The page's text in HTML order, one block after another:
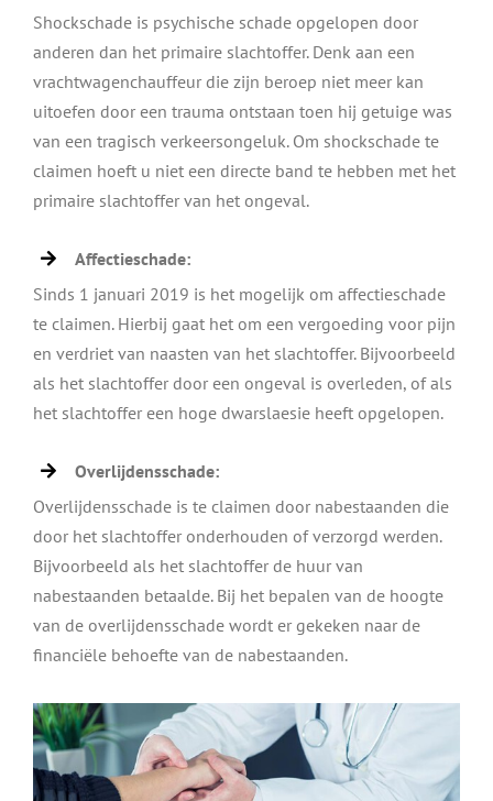
Shockschade is psychische schade opgelopen door
anderen dan het primaire slachtoffer. Denk aan een
vrachtwagenchauffeur die zijn beroep niet meer kan
uitoefen door een trauma ontstaan toen hij getuige was
van een tragisch verkeersongeluk. Om shockschade te
claimen hoeft u niet een directe band te hebben met het
primaire slachtoffer van het ongeval.
Affectieschade:
Sinds 1 januari 2019 is het mogelijk om affectieschade
te claimen. Hierbij gaat het om een vergoeding voor pijn
en verdriet van naasten van het slachtoffer. Bijvoorbeeld
als het slachtoffer door een ongeval is overleden, of als
het slachtoffer een hoge dwarslaesie heeft opgelopen.
Overlijdensschade:
Overlijdensschade is te claimen door nabestaanden die
door het slachtoffer onderhouden of verzorgd werden.
Bijvoorbeeld als het slachtoffer de huur van
nabestaanden betaalde. Bij het bepalen van de hoogte
van de overlijdensschade wordt er gekeken naar de
financiële behoefte van de nabestaanden.